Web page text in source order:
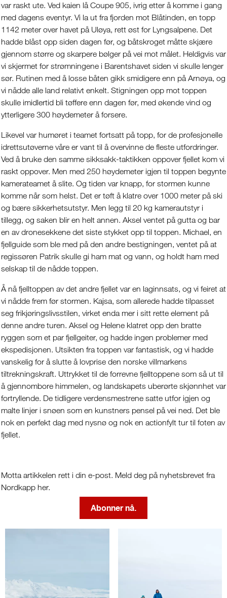
var raskt ute. Ved kaien lå Coupe 905, ivrig etter å komme i gang
med dagens eventyr. Vi la ut fra fjorden mot Blåtinden, en topp
1142 meter over havet på Uløya, rett øst for Lyngsalpene. Det
hadde blåst opp siden dagen før, og båtskroget måtte skjære
gjennom større og skarpere bølger på vei mot målet. Heldigvis var
vi skjermet for strømningene i Barentshavet siden vi skulle lenger
sør. Rutinen med å losse båten gikk smidigere enn på Arnøya, og
vi nådde alle land relativt enkelt. Stigningen opp mot toppen
skulle imidlertid bli tøffere enn dagen før, med økende vind og
ytterligere 300 høydemeter å forsere.
Likevel var humøret i teamet fortsatt på topp, for de profesjonelle
idrettsutøverne våre er vant til å overvinne de fleste utfordringer.
Ved å bruke den samme sikksakk-taktikken oppover fjellet kom vi
raskt oppover. Men med 250 høydemeter igjen til toppen begynte
kamerateamet å slite. Og tiden var knapp, for stormen kunne
komme når som helst. Det er tøft å klatre over 1000 meter på ski
og bære sikkerhetsutstyr. Men legg til 20 kg kamerautstyr i
tillegg, og saken blir en helt annen. Aksel ventet på gutta og bar
en av dronesekkene det siste stykket opp til toppen. Michael, en
fjellguide som ble med på den andre bestigningen, ventet på at
regissøren Patrik skulle gi ham mat og vann, og holdt ham med
selskap til de nådde toppen.
Å nå fjelltoppen av det andre fjellet var en laginnsats, og vi feiret at
vi nådde frem før stormen. Kajsa, som allerede hadde tilpasset
seg frikjøringslivsstilen, virket enda mer i sitt rette element på
denne andre turen. Aksel og Helene klatret opp den bratte
ryggen som et par fjellgeiter, og hadde ingen problemer med
ekspedisjonen. Utsikten fra toppen var fantastisk, og vi hadde
vanskelig for å slutte å lovprise den norske villmarkens
tiltrekningskraft. Uttrykket til de forrevne fjelltoppene som så ut til
å gjennombore himmelen, og landskapets uberørte skjønnhet var
fortryllende. De tidligere verdensmestrene satte utfor igjen og
malte linjer i snøen som en kunstners pensel på vei ned. Det ble
nok en perfekt dag med nysnø og nok en actionfylt tur til foten av
fjellet.
Motta artikkelen rett i din e-post. Meld deg på nyhetsbrevet fra
Nordkapp her.
Abonner nå.